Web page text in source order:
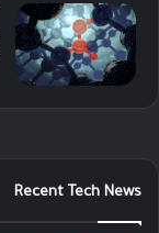
Recent Tech News